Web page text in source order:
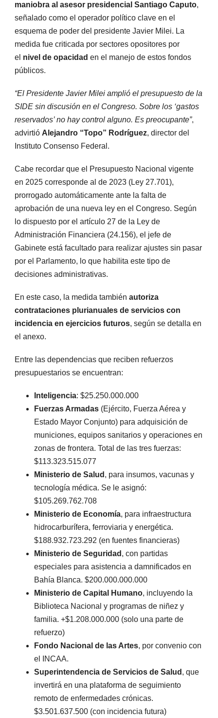
maniobra al asesor presidencial Santiago Caputo,
señalado como el operador político clave en el
esquema de poder del presidente Javier Milei. La
medida fue criticada por sectores opositores por
el nivel de opacidad en el manejo de estos fondos
públicos.
“El Presidente Javier Milei amplió el presupuesto de la
SIDE sin discusión en el Congreso. Sobre los ‘gastos
reservados’ no hay control alguno. Es preocupante”,
advirtió Alejandro “Topo” Rodríguez, director del
Instituto Consenso Federal.
Cabe recordar que el Presupuesto Nacional vigente
en 2025 corresponde al de 2023 (Ley 27.701),
prorrogado automáticamente ante la falta de
aprobación de una nueva ley en el Congreso. Según
lo dispuesto por el artículo 27 de la Ley de
Administración Financiera (24.156), el jefe de
Gabinete está facultado para realizar ajustes sin pasar
por el Parlamento, lo que habilita este tipo de
decisiones administrativas.
En este caso, la medida también autoriza
contrataciones plurianuales de servicios con
incidencia en ejercicios futuros, según se detalla en
el anexo.
Entre las dependencias que reciben refuerzos
presupuestarios se encuentran:
Inteligencia: $25.250.000.000
Fuerzas Armadas (Ejército, Fuerza Aérea y
Estado Mayor Conjunto) para adquisición de
municiones, equipos sanitarios y operaciones en
zonas de frontera. Total de las tres fuerzas:
$113.323.515.077
Ministerio de Salud , para insumos, vacunas y
tecnología médica. Se le asignó:
$105.269.762.708
Ministerio de Economía, para infraestructura
hidrocarburífera, ferroviaria y energética.
$188.932.723.292 (en fuentes financieras)
Ministerio de Seguridad , con partidas
especiales para asistencia a damnificados en
Bahía Blanca. $200.000.000.000
Ministerio de Capital Humano, incluyendo la
Biblioteca Nacional y programas de niñez y
familia. +$1.208.000.000 (solo una parte de
refuerzo)
Fondo Nacional de las Artes, por convenio con
el INCAA.
Superintendencia de Servicios de Salud , que
invertirá en una plataforma de seguimiento
remoto de enfermedades crónicas.
$3.501.637.500 (con incidencia futura)